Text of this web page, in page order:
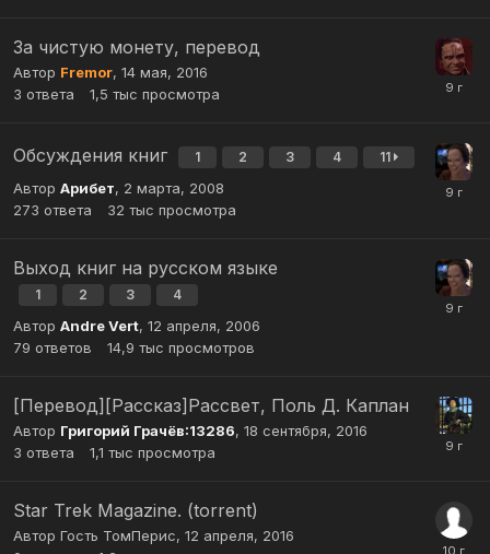
За чистую монету, перевод
Автор Fremor, 14 мая, 2016
3 ответа 1,5 тыс просмотра
Обсуждения книг 1 2 3 4 11
Автор Арибет, 2 марта, 2008
273 ответа 32 тыс просмотра
Выход книг на русском языке
1 2 3 4
Автор Andre Vert, 12 апреля, 2006
79 ответов 14,9 тыс просмотров
[Перевод][Рассказ]Рассвет, Поль Д. Каплан
Автор Григорий Грачёв:13286, 18 сентября, 2016
3 ответа 1,1 тыс просмотра
Star Trek Magazine. (torrent)
Автор Гость ТомПерис, 12 апреля, 2016